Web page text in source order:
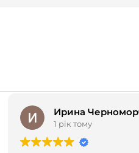
Ирина
1 рік тому